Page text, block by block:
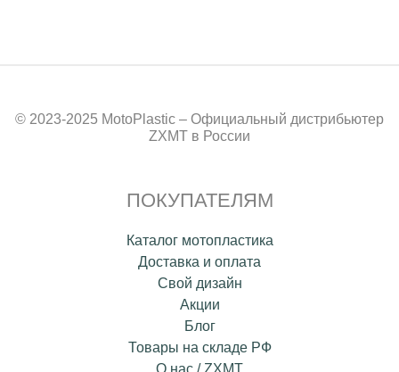
© 2023-2025 MotoPlastic – Официальный дистрибьютер
ZXMT в России
ПОКУПАТЕЛЯМ
Каталог мотопластика
Доставка и оплата
Свой дизайн
Акции
Блог
Товары на складе РФ
О нас / ZXMT